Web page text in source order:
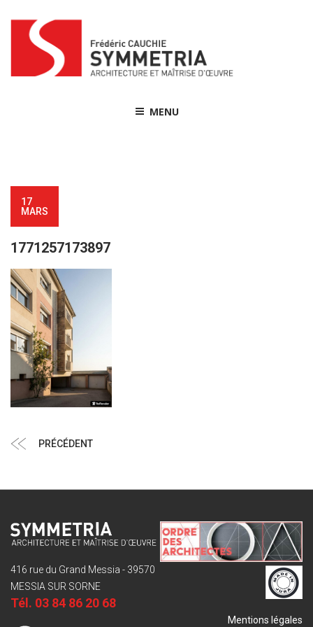
content
MENU
17
MARS
1771257173897
de
Article
PRÉCÉDENT
416 rue du Grand Messia - 39570
MESSIA SUR SORNE
Tél. 03 84 86 20 68
Mentions légales